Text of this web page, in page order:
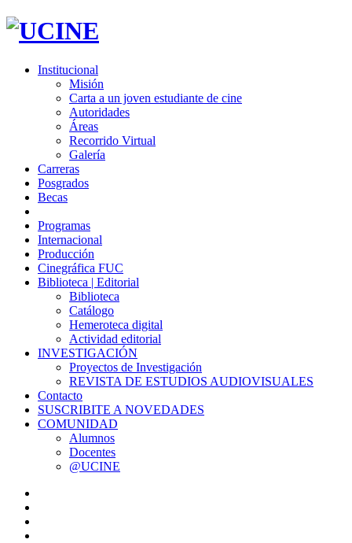
Institucional
Misión
Carta a un joven estudiante de cine
Autoridades
Áreas
Recorrido Virtual
Galería
Carreras
Posgrados
Becas
Programas
Internacional
Producción
Cinegráfica FUC
Biblioteca | Editorial
Biblioteca
Catálogo
Hemeroteca digital
Actividad editorial
INVESTIGACIÓN
Proyectos de Investigación
REVISTA DE ESTUDIOS AUDIOVISUALES
Contacto
SUSCRIBITE A NOVEDADES
COMUNIDAD
Alumnos
Docentes
@UCINE